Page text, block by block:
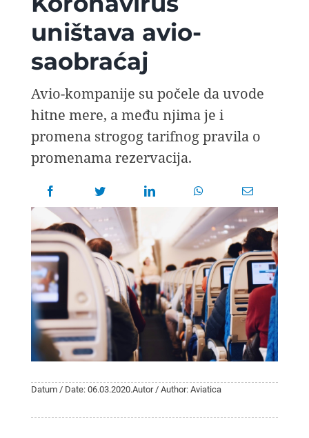
AVIOPEDIA
SPECIJAL
FOTO PRIČA
TEMA
AGENT
Search
for:
uništava avio-
saobraćaj
Avio-kompanije su počele da uvode
hitne mere, a među njima je i
promena strogog tarifnog pravila o
promenama rezervacija.
Datum / Date: 06.03.2020.Autor / Author: Aviatica